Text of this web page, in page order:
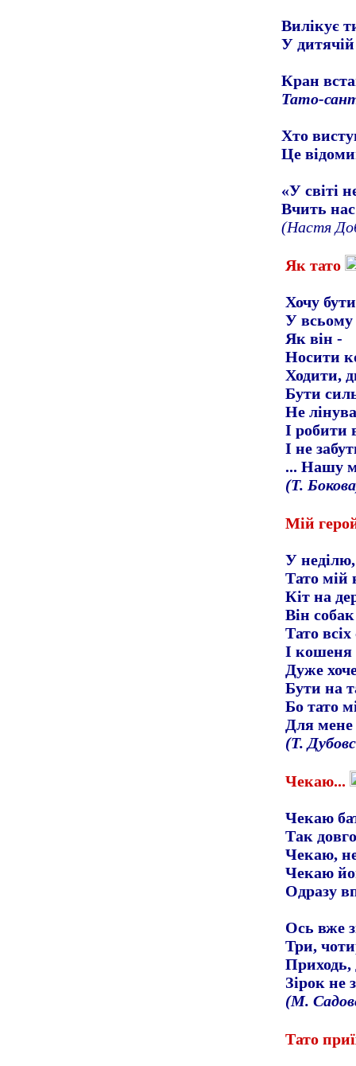
Вилікує
У
Кран
Тато-
Хто
Це
«У світі
Вчить
(Настя
Як тато
Хочу
У всьому
Як він-
Носити
Ходити,
Бути
Не
І робити
І не
... Нашу
(Т.
Мій
У
Тато мій
Кіт на
Він
Тато
І кошеня
Дуже
Бути на
Бо тато
Для мене
(Т.
Чекаю...
Чекаю
Так
Чекаю,
Чекаю
Одразу
Ось вже
Три,
Зірок не
(М.
Тато